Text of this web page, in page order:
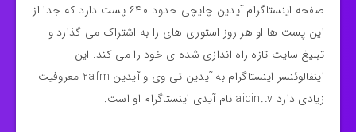
صفحه اینستاگرام آیدین چایچی حدود ۶۴۰ پست دارد که جدا از
این پست ها او هر روز استوری های را به اشتراک می گذارد و
تبلیغ سایت تازه راه اندازی شده ی خود را می کند. این
اینفالوئنسر اینستاگرام به آیدین تی وی و آیدین 2afm معروفیت
زیادی دارد aidin.tv نام آیدی اینستاگرام او است.